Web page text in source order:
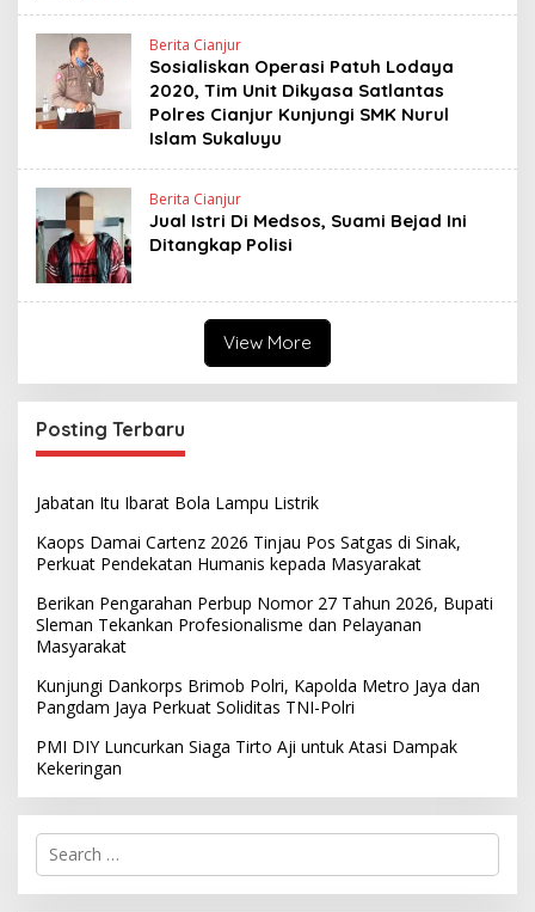
Berita Cianjur
Sosialiskan Operasi Patuh Lodaya
2020, Tim Unit Dikyasa Satlantas
Polres Cianjur Kunjungi SMK Nurul
Islam Sukaluyu
Berita Cianjur
Jual Istri Di Medsos, Suami Bejad Ini
Ditangkap Polisi
View More
Posting Terbaru
Jabatan Itu Ibarat Bola Lampu Listrik
Kaops Damai Cartenz 2026 Tinjau Pos Satgas di Sinak,
Perkuat Pendekatan Humanis kepada Masyarakat
Berikan Pengarahan Perbup Nomor 27 Tahun 2026, Bupati
Sleman Tekankan Profesionalisme dan Pelayanan
Masyarakat
Kunjungi Dankorps Brimob Polri, Kapolda Metro Jaya dan
Pangdam Jaya Perkuat Soliditas TNI-Polri
PMI DIY Luncurkan Siaga Tirto Aji untuk Atasi Dampak
Kekeringan
S